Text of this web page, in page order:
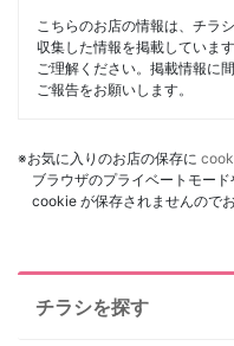
こちらのお店の情報は、チラ
収集した情報を掲載していま
ご理解ください。掲載情報に
ご報告をお願いします。
※お気に入りのお店の保存に
ブラウザのプライベートモー
cookie が保存されませんので
チラシを探す